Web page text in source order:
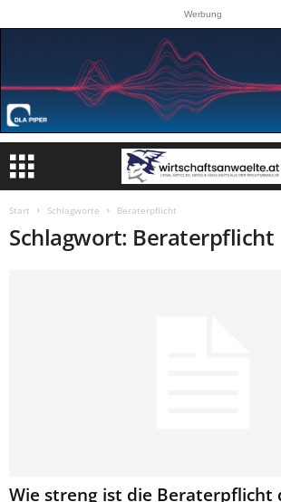
Werbung
Start Schlagworte Beraterpflicht
Schlagwort: Beraterpflicht
Wie streng ist die Beraterpflicht